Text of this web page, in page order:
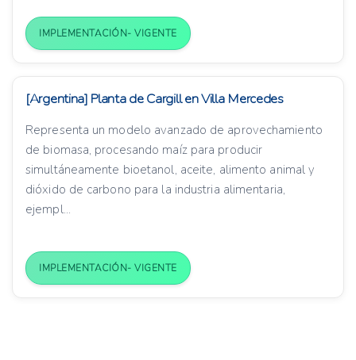
IMPLEMENTACIÓN- VIGENTE
[Argentina] Planta de Cargill en Villa Mercedes
Representa un modelo avanzado de aprovechamiento
de biomasa, procesando maíz para producir
simultáneamente bioetanol, aceite, alimento animal y
dióxido de carbono para la industria alimentaria,
ejempl...
IMPLEMENTACIÓN- VIGENTE